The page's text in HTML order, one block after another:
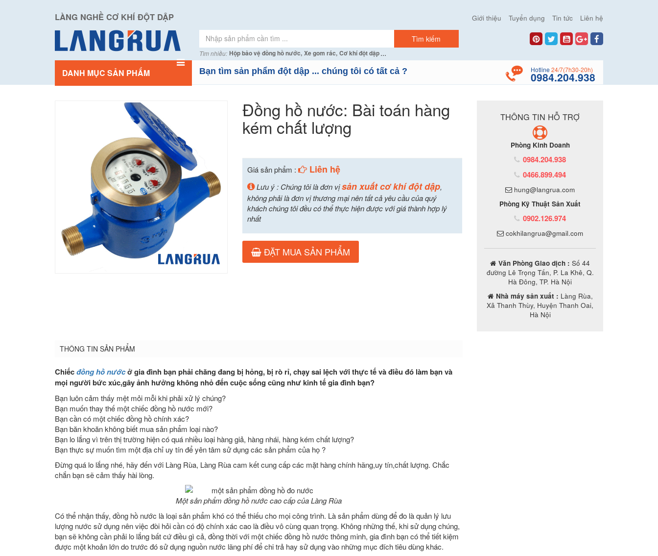
LÀNG NGHỀ CƠ KHÍ ĐỘT DẬP Giới thiệu Tuyển dụng Tin tức Liên hệ
Tìm nhiều: Hộp bảo vệ đồng hồ nước, Xe gom rác, Cơ khí đột dập...
DANH MỤC SẢN PHẨM Bạn tìm sản phẩm đột dập ... chúng tôi có tất cả ? Hotline 24/7(7h30-20h)
0984.204.938
Đồng hồ nước: Bài toán hàng
kém chất lượng
Giá sản phẩm : Liên hệ
Lưu ý : Chúng tôi là đơn vịsản xuất cơ khí đột dập,
không phải là đơn vị thương mại nên tất cả yêu cầu của quý
khách chúng tôi đều có thể thực hiện được với giá thành hợp lý
nhất
ĐẶT MUA SẢN PHẨM
THÔNG TIN HỖ TRỢ
Phòng Kinh Doanh
0984.204.938
0466.899.494
hung@langrua.com
Phòng Kỹ Thuật Sản Xuất
0902.126.974
cokhilangrua@gmail.com
Văn Phòng Giao dịch : Số 44
đường Lê Trọng Tấn, P. La Khê, Q.
Hà Đông, TP. Hà Nội
Nhà máy sản xuất : Làng Rùa,
Xã Thanh Thùy, Huyện Thanh Oai,
Hà Nội
THÔNG TIN SẢN PHẨM
Chiếcđồng hồ nướcở gia đình bạn phải chăng đang bị hỏng, bị rò rỉ, chạy sai lệch với thực tế và điều đó làm bạn và
mọi người bức xúc,gây ảnh hưởng không nhỏ đến cuộc sống cũng như kinh tế gia đình bạn?
Bạn luôn cảm thấy mệt mỏi mỗi khi phải xử lý chúng?
Bạn muốn thay thế một chiếc đồng hồ nước mới?
Bạn cần có một chiếc đồng hồ chính xác?
Bạn băn khoăn không biết mua sản phẩm loại nào?
Bạn lo lắng vì trên thị trường hiện có quá nhiều loại hàng giả, hàng nhái, hàng kém chất lượng?
Bạn thực sự muốn tìm một địa chỉ uy tín để yên tâm sử dụng các sản phẩm của họ ?
Đừng quá lo lắng nhé, hãy đến với Làng Rùa, Làng Rùa cam kết cung cấp các mặt hàng chính hãng,uy tín,chất lượng. Chắc
chắn bạn sẽ cảm thấy hài lòng.
Một sản phẩm đồng hồ nước cao cấp của Làng Rùa
Có thể nhận thấy, đồng hồ nước là loại sản phẩm khó có thể thiếu cho mọi công trình. Là sản phẩm dùng để đo là quản lý lưu
lượng nước sử dụng nên việc đòi hỏi cần có độ chính xác cao là điều vô cùng quan trọng. Không những thế, khi sử dụng chúng,
bạn sẽ không cần phải lo lắng bất cứ điều gì cả, đồng thời với một chiếc đồng hồ nước thông minh, gia đình bạn có thể tiết kiệm
được một khoản lớn do trước đó sử dụng nguồn nước lãng phí để chi trả hay sử dụng vào những mục đích tiêu dùng khác.